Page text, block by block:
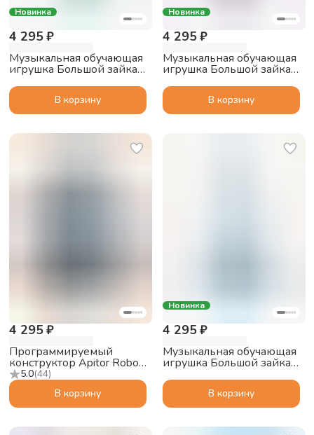
Новинка
4 295 ₽
Музыкальная обучающая
игрушка Большой зайка
Bluetooth колонки,
мятный В корзину
Новинка
4 295 ₽
Музыкальная обучающая
игрушка Большой зайка
Bluetooth колонки,
фиолетовыйВ корзину
5.0(44)
4 295 ₽
Программируемый
конструктор Apitor Robot
J 6в1
В корзину
Новинка
4 295 ₽
Музыкальная обучающая
игрушка Большой зайка
Bluetooth колонки, синий
В корзину